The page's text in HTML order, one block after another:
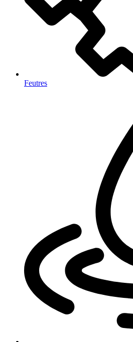
Feutres